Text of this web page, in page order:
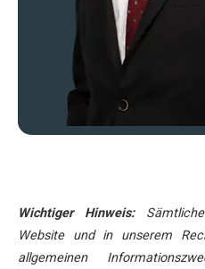
Wichtiger Hinweis:
Website und in unserem
allgemeinen